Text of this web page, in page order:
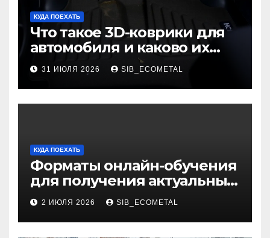
КУДА ПОЕХАТЬ
Что такое 3D-коврики для
автомобиля и каково их
основное назначение
31 ИЮЛЯ 2026 SIB_ECOMETAL
КУДА ПОЕХАТЬ
Форматы онлайн-обучения
для получения актуальных
профессий
2 ИЮЛЯ 2026 SIB_ECOMETAL